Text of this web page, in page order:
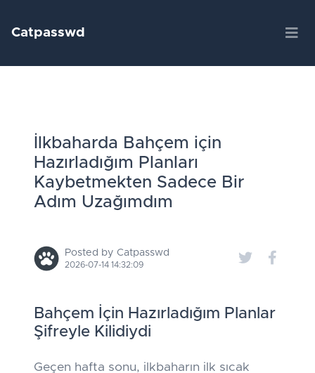
Catpasswd
İlkbaharda Bahçem için
Hazırladığım Planları
Kaybetmekten Sadece Bir
Adım Uzağımdım
Posted by Catpasswd
2026-07-14 14:32:09
Bahçem İçin Hazırladığım Planlar
Şifreyle Kilidiydi
Geçen hafta sonu, ilkbaharın ilk sıcak